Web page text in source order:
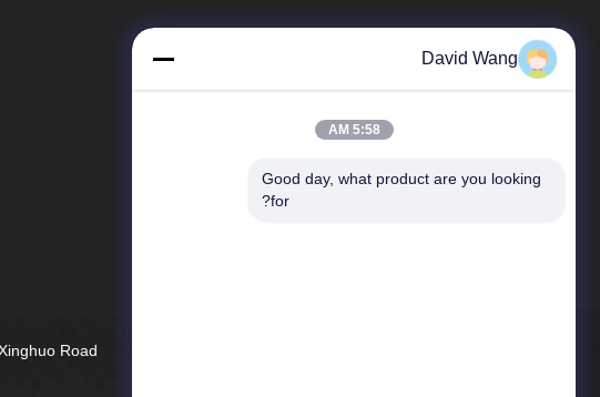
المنتجات
David Wang
5:58 AM
Good day, what product are you looking
for?